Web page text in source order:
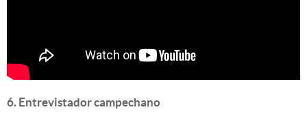
6. Entrevistador campechano